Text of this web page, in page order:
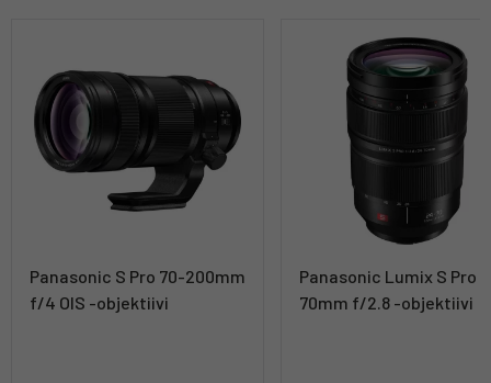
Panasonic S Pro 70-200mm
f/4 OIS -objektiivi
Panasonic Lumix S Pro
70mm f/2.8 -objektiivi